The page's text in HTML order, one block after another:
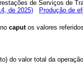
de Serviços de
de 2025) Produção de
caput os valores
do valor total da